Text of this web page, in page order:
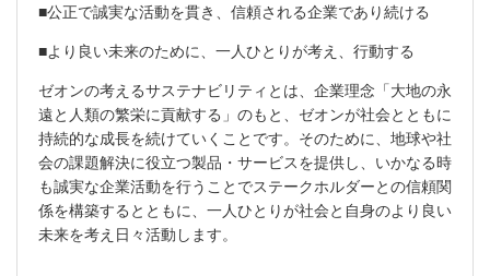
■公正で誠実な活動を貫き、信頼される企業であり続ける
■より良い未来のために、一人ひとりが考え、行動する
ゼオンの考えるサステナビリティとは、企業理念「大地の永
遠と人類の繁栄に貢献する」のもと、ゼオンが社会とともに
持続的な成長を続けていくことです。そのために、地球や社
会の課題解決に役立つ製品・サービスを提供し、いかなる時
も誠実な企業活動を行うことでステークホルダーとの信頼関
係を構築するとともに、一人ひとりが社会と自身のより良い
未来を考え日々活動します。